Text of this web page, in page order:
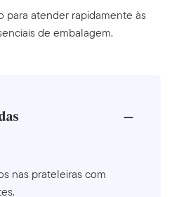
para atender rapidamente às
de embalagem.
nas prateleiras com